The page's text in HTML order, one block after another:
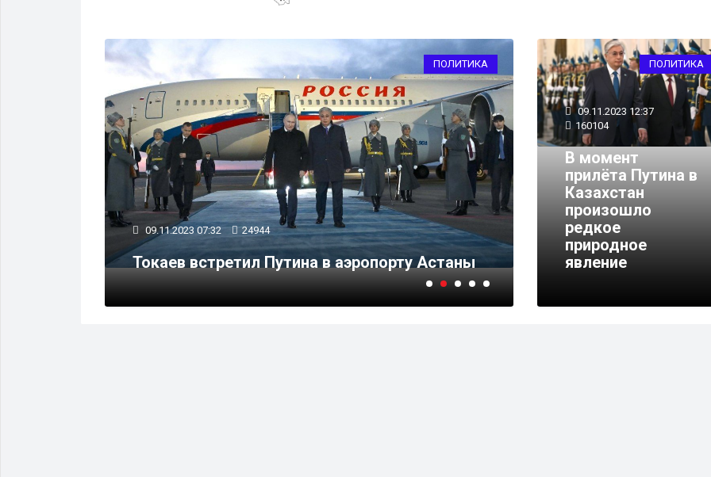
ПОЛИТИКА
09.11.2023 07:32 24944
Токаев встретил Путина в аэропорту Астаны
08.11.2023 09:45
Путин оценил свои
накануне поездки в
ПОЛИТИКА
09.11.2023 12:37
160104
В момент
прилёта Путина в
Казахстан
произошло
редкое
природное
явление